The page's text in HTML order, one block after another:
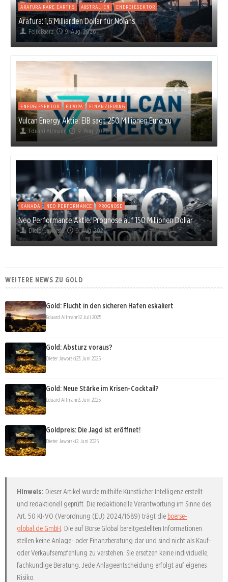
ARAFURA RARE EARTHS AUSTRALIEN ENERGIESEKTOR
Arafura: 1,6 Milliarden Dollar für Nolans
Felix Baarz 9. Aug. 2026
ENERGIESEKTOR EUROPA FINANZIERUNG
Vulcan Energy Aktie: EIB sagt 250 Millionen Euro zu
Eduard Altmann 9. Aug. 2026
KANADA NEO PERFORMANCE PROGNOSE
Neo Performance Aktie: Prognose auf 150 Millionen Dollar
Dieter Jaworski 9. Aug. 2026
WEITERE NEWS ZU GOLD
Gold: Flucht in den sicheren Hafen eskaliert
Eduard Altmann12. Juli 2025
Gold: Absturz voraus?
Dieter Jaworski23. Juni 2025
Gold: Neue Stärke im Krisen-Cocktail?
Eduard Altmann3. Juni 2025
Goldpreis: Die Jagd ist eröffnet!
Dieter Jaworski2. Juni 2025
Hinweis: Dieser Artikel wurde mithilfe Künstlicher Intelligenz erstellt
und redaktionell geprüft. Die redaktionelle Verantwortung im Sinne des
Art. 50 KI-VO (Verordnung (EU) 2024/1689) trägt die boerse-
global.de GmbH. Die auf Börse Global bereitgestellten Informationen
stellen keine Anlage- oder Finanzberatung dar und sind nicht als Kauf-
oder Verkaufsempfehlung zu verstehen. Sie ersetzen keine individuelle,
fachkundige Beratung. Jede Anlageentscheidung erfolgt auf eigenes
Risiko.